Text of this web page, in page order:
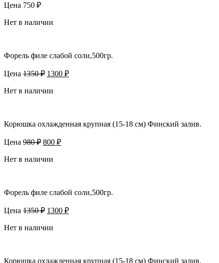
Цена 750 ₽
Нет в наличии
Форель филе слабой соли,500гр.
Цена 1350₽ Первоначальная
составляла
1300 ₽Текущая
Нет в наличии
Корюшка охлажденная крупная (15-18 см) Финский залив.
Цена 980₽ Первоначальная
составляла
800 ₽Текущая
Нет в наличии
Форель филе слабой соли,500гр.
Цена 1350₽ Первоначальная
составляла
1300 ₽Текущая
Нет в наличии
Корюшка охлажденная крупная (15-18 см) Финский залив.